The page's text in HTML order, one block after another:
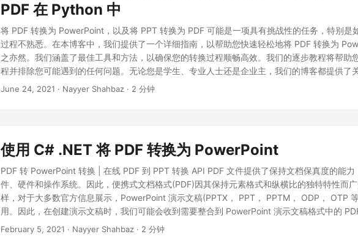
PDF 在 Python 中
将 PDF 转换为 PowerPoint，以及将 PPT 转换为 PDF 可能是一项具有挑战性的任务，特别是
过程不熟悉。在本博客中，我们提供了一个详细指南，以帮助您快速轻松地将 PDF 转换为
之亦然。我们涵盖了最佳工具和方法，以确保您的转换过程顺畅高效。我们的逐步教程将帮助
程并排除您可能遇到的任何问题。无论您是学生、专业人士还是企业主，我们的博客都提供了
换为 PowerPoint 和 PPT 转换为 PDF 所需的所有信息。
June 24, 2021 · Nayyer Shahbaz · 2 分钟
使用 C# .NET 将 PDF 转换为 PowerPoint
PDF 转 PowerPoint 转换 | 在线 PDF 到 PPT 转换 API PDF 文件提供了保持文档保真度的能力
件、硬件和操作系统。因此，便携式文档格式(PDF)因其保持元素格式和纵横比的独特特性而
样，对于大多数官方信息展示，PowerPoint 演示文稿(PPTX， PPT， PPTM， ODP， OTP
用。因此，在创建演示文稿时，我们可能会收到需要整合到 PowerPoint 演示文稿格式中的
然而，如果我们需要对大量文档进行转换，这将非常繁琐。因此，编程解决方案是一种可行的
February 5, 2021 · Nayyer Shahbaz · 2 分钟